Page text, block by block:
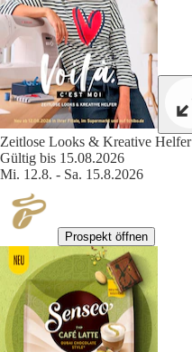
Zeitlose Looks & Kreative Helfer
Gültig bis 15.08.2026
Mi. 12.8. - Sa. 15.8.2026
Prospekt öffnen